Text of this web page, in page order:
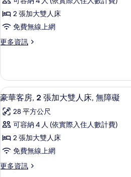
的
所
有
人
床
詳
華
客
房,
2
加
大
雙
人
床
的
所
有
2 張加大雙人床
免費無線上網
更多資訊
更
客
房,
2
加
大
人
床
詳
顯
示
豪
華
客
房,
2
高級
7
豪華客房, 2 張加大雙人床, 無障礙
28 平方公尺
可容納 4 人 (依實際入住人數計費)
2 張加大雙人床
免費無線上網
更多資訊
更